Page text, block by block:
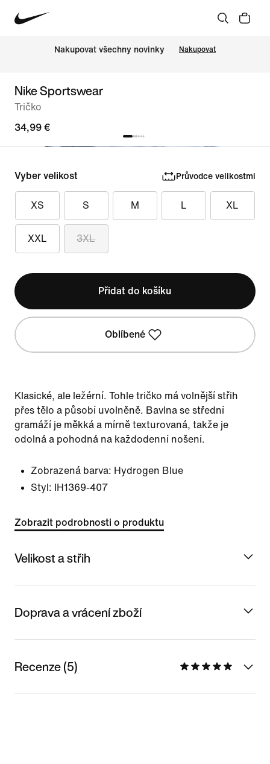
Nakupovat všechny novinky Nakupovat
Nike Sportswear
Tričko
34,99 €
Vyber velikost Průvodce velikostmi
XS S M L XL
XXL 3XL
Přidat do košíku
Oblíbené
Klasické, ale ležérní. Tohle tričko má volnější střih
přes tělo a působí uvolněně. Bavlna se střední
gramáží je měkká a mírně texturovaná, takže je
odolná a pohodná na každodenní nošení.
Zobrazená barva: Hydrogen Blue
Styl:
IH1369-407
Zobrazit podrobnosti o produktu
Velikost a střih
Doprava a vrácení zboží
Recenze (5)